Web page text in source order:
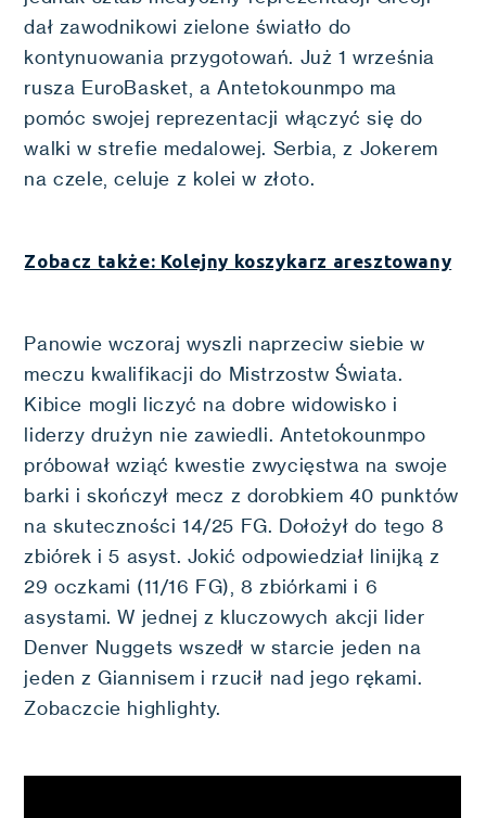
dał zawodnikowi zielone światło do
kontynuowania przygotowań. Już 1 września
rusza EuroBasket, a Antetokounmpo ma
pomóc swojej reprezentacji włączyć się do
walki w strefie medalowej. Serbia, z Jokerem
na czele, celuje z kolei w złoto.
Zobacz także: Kolejny koszykarz aresztowany
Panowie wczoraj wyszli naprzeciw siebie w
meczu kwalifikacji do Mistrzostw Świata.
Kibice mogli liczyć na dobre widowisko i
liderzy drużyn nie zawiedli. Antetokounmpo
próbował wziąć kwestie zwycięstwa na swoje
barki i skończył mecz z dorobkiem 40 punktów
na skuteczności 14/25 FG. Dołożył do tego 8
zbiórek i 5 asyst. Jokić odpowiedział linijką z
29 oczkami (11/16 FG), 8 zbiórkami i 6
asystami. W jednej z kluczowych akcji lider
Denver Nuggets wszedł w starcie jeden na
jeden z Giannisem i rzucił nad jego rękami.
Zobaczcie highlighty.